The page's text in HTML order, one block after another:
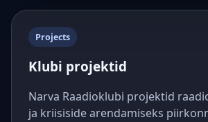
Projects
Klubi projektid
Narva Raadioklubi projektid
ja kriisiside arendamiseks